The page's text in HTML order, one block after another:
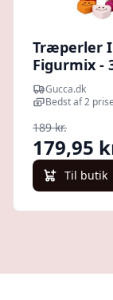
Træperler I
Figurmix -
StkGucca.dk
Bedst af 2
189 kr.
179,95
Til butik